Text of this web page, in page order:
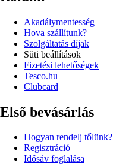
Akadálymentesség
Hova szállítunk?
Szolgáltatás díjak
Süti beállítások
Fizetési lehetőségek
Tesco.hu
Clubcard
Első bevásárlás
Hogyan rendelj tőlünk?
Regisztráció
Idősáv foglalása